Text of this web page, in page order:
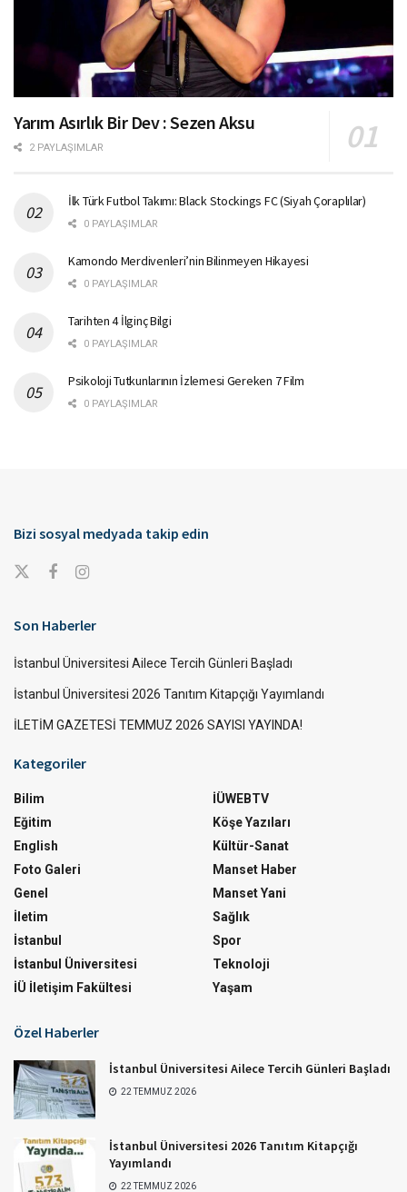
Yarım Asırlık Bir Dev : Sezen Aksu
2 PAYLAŞIMLAR
İlk Türk Futbol Takımı: Black Stockings FC (Siyah Çoraplılar)
0 PAYLAŞIMLAR
Kamondo Merdivenleri’nin Bilinmeyen Hikayesi
0 PAYLAŞIMLAR
Tarihten 4 İlginç Bilgi
0 PAYLAŞIMLAR
Psikoloji Tutkunlarının İzlemesi Gereken 7 Film
0 PAYLAŞIMLAR
Bizi sosyal medyada takip edin
Son Haberler
İstanbul Üniversitesi Ailece Tercih Günleri Başladı
İstanbul Üniversitesi 2026 Tanıtım Kitapçığı Yayımlandı
İLETİM GAZETESİ TEMMUZ 2026 SAYISI YAYINDA!
Kategoriler
Bilim
Eğitim
English
Foto Galeri
Genel
İletim
İstanbul
İstanbul Üniversitesi
İÜ İletişim Fakültesi
İÜWEBTV
Köşe Yazıları
Kültür-Sanat
Manset Haber
Manset Yani
Sağlık
Spor
Teknoloji
Yaşam
Özel Haberler
İstanbul Üniversitesi Ailece Tercih Günleri Başladı
22 TEMMUZ 2026
İstanbul Üniversitesi 2026 Tanıtım Kitapçığı
Yayımlandı
22 TEMMUZ 2026